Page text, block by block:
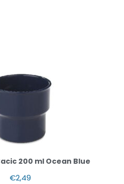
200 ml Ocean Blue
€2,49